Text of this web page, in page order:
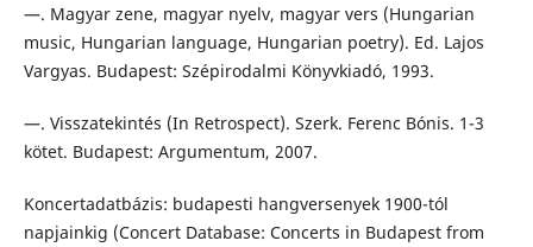
—. Magyar zene, magyar nyelv, magyar vers (Hungarian
music, Hungarian language, Hungarian poetry). Ed. Lajos
Vargyas. Budapest: Szépirodalmi Könyvkiadó, 1993.
—. Visszatekintés (In Retrospect). Szerk. Ferenc Bónis. 1-3
kötet. Budapest: Argumentum, 2007.
Koncertadatbázis: budapesti hangversenyek 1900-tól
napjainkig (Concert Database: Concerts in Budapest from